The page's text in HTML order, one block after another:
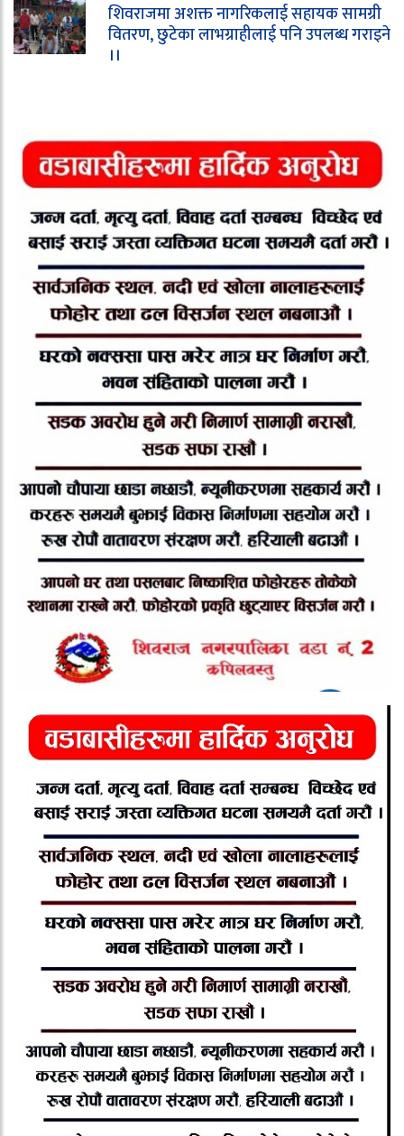
शिवराजमा अशक्त नागरिकलाई सहायक सामग्री
वितरण, छुटेका लाभग्राहीलाई पनि उपलब्ध गराइने
।।